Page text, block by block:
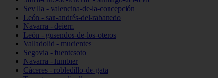
Sevilla - valencina-de-la-concepción
León - san-andrés-del-rabanedo
Navarra - deierri
León - gusendos-de-los-oteros
Valladolid - mucientes
Segovia - fuentesoto
Navarra - lumbier
Cáceres - robledillo-de-gata